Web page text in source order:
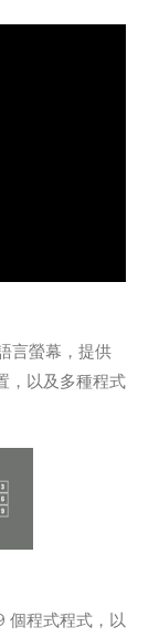
言螢幕，提供
，以及多種程式
個程式程式，以